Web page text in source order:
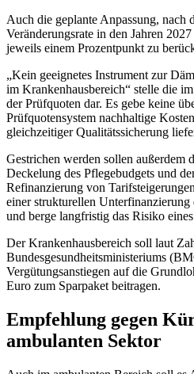
Auch die geplante Anpassung, nach
Veränderungsrate in den Jahren
jeweils einem Prozentpunkt zu
„Kein geeignetes Instrument zur
im Krankenhausbereich“ stelle die
der Prüfquoten dar. Es gebe keine
Prüfquotensystem nachhaltige
gleichzeitiger Qualitätssicherung
Gestrichen werden sollen außerdem
Deckelung des Pflegebudgets und
Refinanzierung von
einer strukturellen
und berge langfristig das Risiko
Der Krankenhausbereich soll laut
Bundesgesundheitsministeriums
Vergütungsanstiegen auf die
Euro zum Sparpaket beitragen.
Empfehlung gegen
ambulanten Sektor